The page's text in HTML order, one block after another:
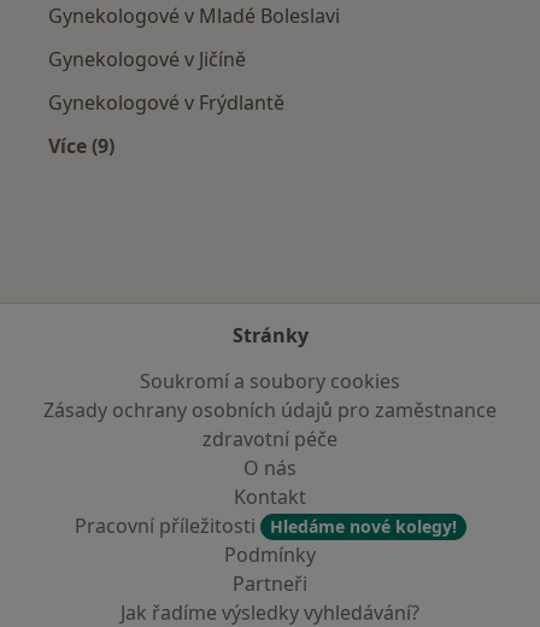
Gynekologové v Mladé Boleslavi
Gynekologové v Jičíně
Gynekologové v Frýdlantě
Více (9)
Stránky
Soukromí a soubory cookies
Zásady ochrany osobních údajů pro zaměstnance
zdravotní péče
O nás
Kontakt
Pracovní příležitosti
Hledáme nové kolegy!
Podmínky
Partneři
Jak řadíme výsledky vyhledávání?